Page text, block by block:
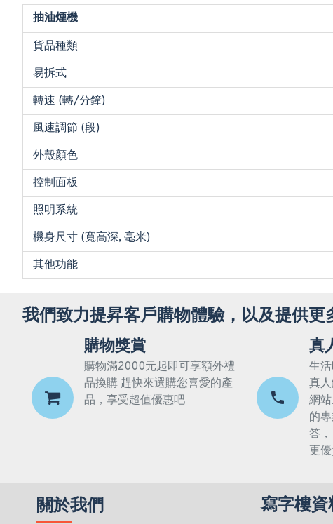
抽油煙機
貨品種類
易拆式
轉速 (轉/分鐘)
風速調節 (段)
外殼顏色
控制面板
照明系統
機身尺寸 (寬高深, 毫米)
其他功能
我們致力提昇客戶購物體驗，以及提供更
購物獎賞
購物滿2000元起即可享額外禮
品換購 趕快來選購您喜愛的產
品，享受超值優惠吧
真
生
真
網
的
答
更
關於我們 寫字樓資